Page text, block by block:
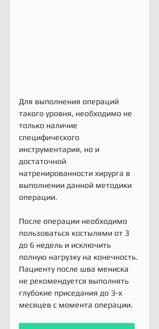
Для выполнения операций
такого уровня, необходимо не
только наличие
специфического
инструментария, но и
достаточной
натренированности хирурга в
выполнении данной методики
операции.
После операции необходимо
пользоваться костылями от 3
до 6 недель и исключить
полную нагрузку на конечность.
Пациенту после шва мениска
не рекомендуется выполнять
глубокие приседания до 3-х
месяцев с момента операции.